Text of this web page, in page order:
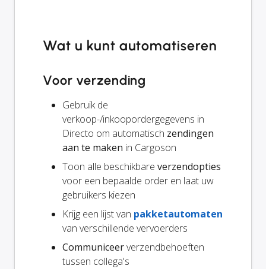
Wat u kunt automatiseren
Voor verzending
Gebruik de
verkoop-/inkoopordergegevens in
Directo om automatisch zendingen
aan te maken in Cargoson
Toon alle beschikbare verzendopties
voor een bepaalde order en laat uw
gebruikers kiezen
Krijg een lijst van pakketautomaten
van verschillende vervoerders
Communiceerverzendbehoeften
tussen collega's